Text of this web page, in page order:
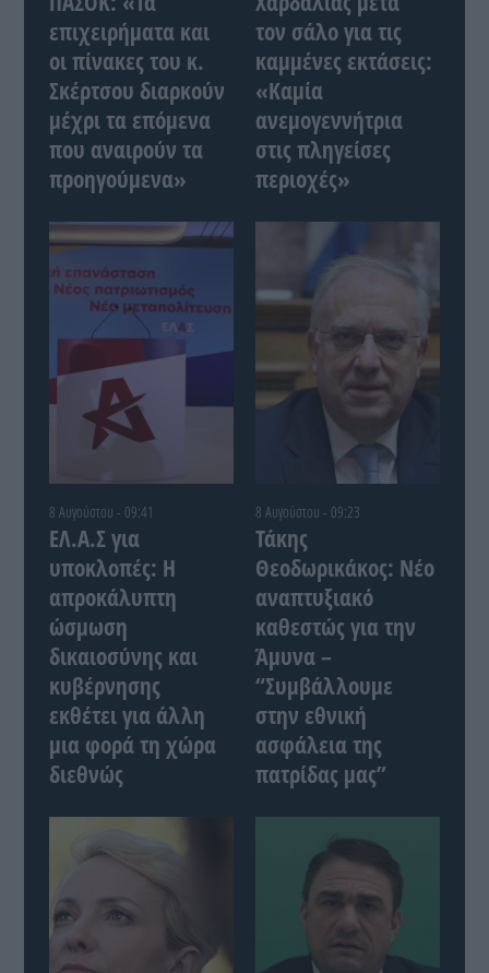
επιχειρήματα και
οι πίνακες του κ.
Σκέρτσου διαρκούν
μέχρι τα επόμενα
που αναιρούν τα
προηγούμενα»
τον σάλο για τις
καμμένες εκτάσεις:
«Καμία
ανεμογεννήτρια
στις πληγείσες
περιοχές»
8 Αυγούστου - 09:41
ΕΛ.Α.Σ για
υποκλοπές: Η
απροκάλυπτη
ώσμωση
δικαιοσύνης και
κυβέρνησης
εκθέτει για άλλη
μια φορά τη χώρα
διεθνώς
8 Αυγούστου - 09:23
Τάκης
Θεοδωρικάκος: Νέο
αναπτυξιακό
καθεστώς για την
Άμυνα –
“Συμβάλλουμε
στην εθνική
ασφάλεια της
πατρίδας μας”